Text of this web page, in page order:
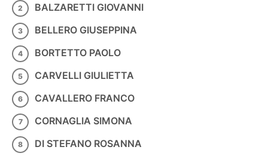
BALZARETTI GIOVANNI
BELLERO GIUSEPPINA
BORTETTO PAOLO
CARVELLI GIULIETTA
CAVALLERO FRANCO
CORNAGLIA SIMONA
DI STEFANO ROSANNA